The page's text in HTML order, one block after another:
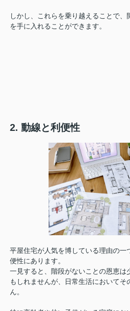
しかし、これらを乗り越えることで
を手に入れることができます。
2. 動線と利便性
平屋住宅が人気を博している理由の一
便性にあります。
一見すると、階段がないことの恩恵は
もしれませんが、日常生活においてそ
ん。